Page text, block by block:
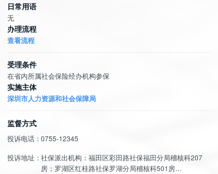
日常用语
无
办理流程
查看流程
受理条件
实施主体
深圳市人力资源和社会保障局
监督方式
投诉电话：0755-12345
投诉地址：社保派出机构：福田区彩田路社保福田分局稽核科207
房；罗湖区红桂路社保罗湖分局稽核科501房…